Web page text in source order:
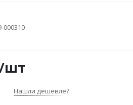
000310
шт
Нашли дешевле?